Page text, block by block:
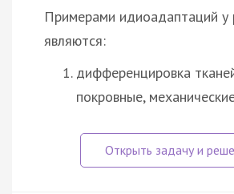
Примерами идиоадаптаций у
являются:
дифференцировка
покровные,